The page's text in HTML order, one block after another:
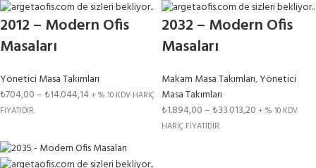
2012 – Modern Ofis
Masaları
Yönetici Masa Takımları
₺704,00– ₺14.044,14 + % 10 KDV HARİÇ
FİYATIDIR.
2032 – Modern Ofis
Masaları
Makam Masa Takımları,Yönetici
Masa Takımları
₺1.894,00– ₺33.013,20 + % 10 KDV
HARİÇ FİYATIDIR.